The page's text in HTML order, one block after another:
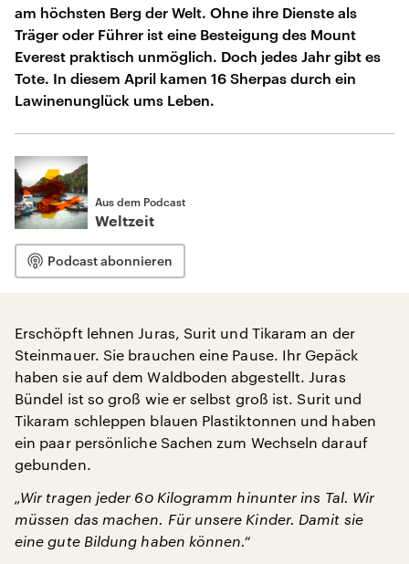
am höchsten Berg der Welt. Ohne ihre Dienste als
Träger oder Führer ist eine Besteigung des Mount
Everest praktisch unmöglich. Doch jedes Jahr gibt es
Tote. In diesem April kamen 16 Sherpas durch ein
Lawinenunglück ums Leben.
Aus dem Podcast
Weltzeit
Podcast abonnieren
Erschöpft lehnen Juras, Surit und Tikaram an der
Steinmauer. Sie brauchen eine Pause. Ihr Gepäck
haben sie auf dem Waldboden abgestellt. Juras
Bündel ist so groß wie er selbst groß ist. Surit und
Tikaram schleppen blauen Plastiktonnen und haben
ein paar persönliche Sachen zum Wechseln darauf
gebunden.
„Wir tragen jeder 60 Kilogramm hinunter ins Tal. Wir
müssen das machen. Für unsere Kinder. Damit sie
eine gute Bildung haben können.“